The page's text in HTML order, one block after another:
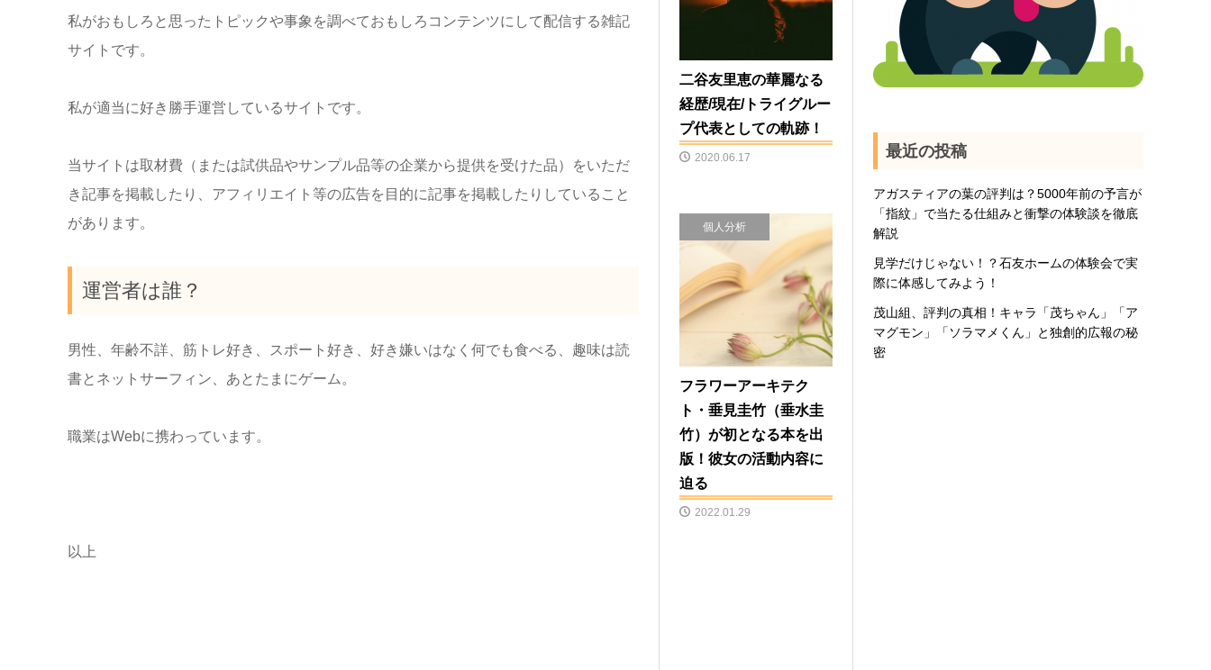
私がおもしろと思ったトピックや事象を調べておもしろコンテンツにして配信する雑記
サイトです。
私が適当に好き勝手運営しているサイトです。
当サイトは取材費（または試供品やサンプル品等の企業から提供を受けた品）をいただ
き記事を掲載したり、アフィリエイト等の広告を目的に記事を掲載したりしていること
があります。
運営者は誰？
男性、年齢不詳、筋トレ好き、スポート好き、好き嫌いはなく何でも食べる、趣味は読
書とネットサーフィン、あとたまにゲーム。
職業はWebに携わっています。
以上
二谷友里恵の華麗なる
経歴/現在/トライグルー
プ代表としての軌跡！
2020.06.17
個人分析
フラワーアーキテク
ト・垂見圭竹（垂水圭
竹）が初となる本を出
版！彼女の活動内容に
迫る
2022.01.29
最近の投稿
アガスティアの葉の評判は？5000年前の予言が
「指紋」で当たる仕組みと衝撃の体験談を徹底
解説
見学だけじゃない！？石友ホームの体験会で実
際に体感してみよう！
茂山組、評判の真相！キャラ「茂ちゃん」「ア
マグモン」「ソラマメくん」と独創的広報の秘
密